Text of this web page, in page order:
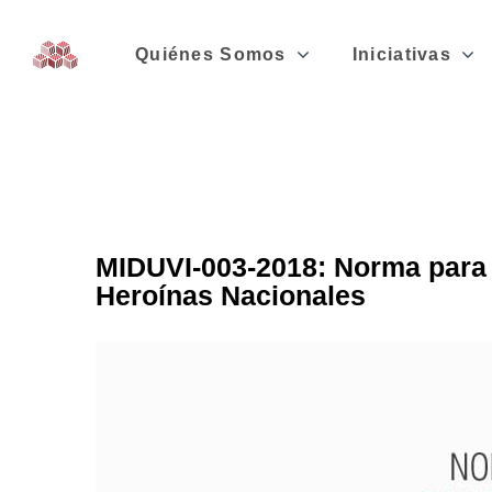
Quiénes Somos Iniciativas
MIDUVI-003-2018: Norma
Heroínas Nacionales